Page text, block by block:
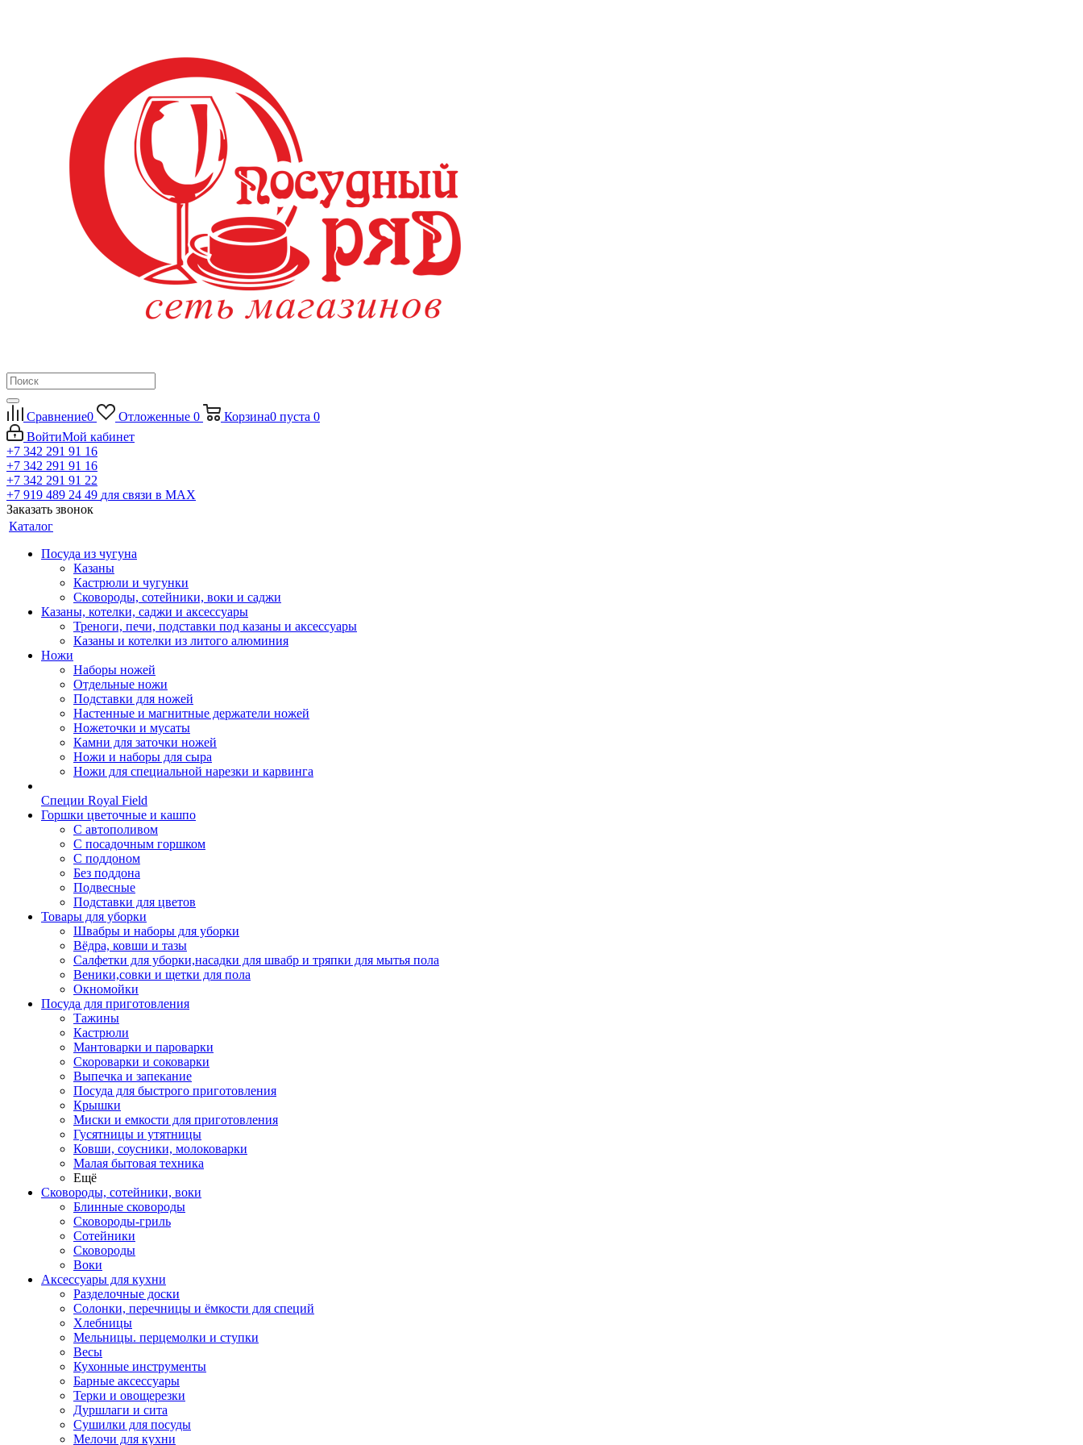
Сравнение0 Отложенные 0 Корзина0 пуста 0
ВойтиМой кабинет
+7 342 291 91 16
+7 342 291 91 16
+7 342 291 91 22
+7 919 489 24 49 для связи в МАХ
Заказать звонок
Каталог
Посуда из чугуна
Казаны
Кастрюли и чугунки
Сковороды, сотейники, воки и саджи
Казаны, котелки, саджи и аксессуары
Треноги, печи, подставки под казаны и аксессуары
Казаны и котелки из литого алюминия
Ножи
Наборы ножей
Отдельные ножи
Подставки для ножей
Настенные и магнитные держатели ножей
Ножеточки и мусаты
Камни для заточки ножей
Ножи и наборы для сыра
Ножи для специальной нарезки и карвинга
Специи Royal Field
Горшки цветочные и кашпо
С автополивом
С посадочным горшком
С поддоном
Без поддона
Подвесные
Подставки для цветов
Товары для уборки
Швабры и наборы для уборки
Вёдра, ковши и тазы
Салфетки для уборки,насадки для швабр и тряпки для мытья пола
Веники,совки и щетки для пола
Окномойки
Посуда для приготовления
Тажины
Кастрюли
Мантоварки и пароварки
Скороварки и соковарки
Выпечка и запекание
Посуда для быстрого приготовления
Крышки
Миски и емкости для приготовления
Гусятницы и утятницы
Ковши, соусники, молоковарки
Малая бытовая техника
Ещё
Сковороды, сотейники, воки
Блинные сковороды
Сковороды-гриль
Сотейники
Сковороды
Воки
Аксессуары для кухни
Разделочные доски
Солонки, перечницы и ёмкости для специй
Хлебницы
Мельницы. перцемолки и ступки
Весы
Кухонные инструменты
Барные аксессуары
Терки и овощерезки
Дуршлаги и сита
Сушилки для посуды
Мелочи для кухни